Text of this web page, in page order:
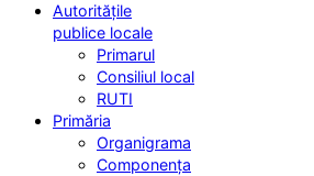
Autoritățile
publice locale
Primarul
Consiliul local
RUTI
Primăria
Organigrama
Componența